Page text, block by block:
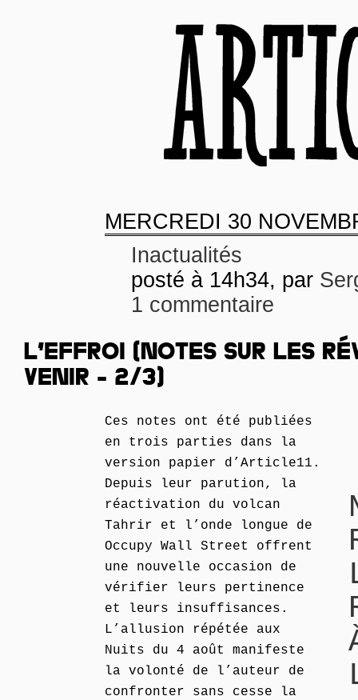
MERCREDI 30
Inactualités
posté à 14h34, par
1 commentaire
L’EFFROI (NOTES SUR LES
VENIR - 2/3)
Ces notes ont été publiées
en trois parties dans la
version papier d’Article11.
Depuis leur parution, la
réactivation du volcan
Tahrir et l’onde longue de
Occupy Wall Street offrent
une nouvelle occasion de
vérifier leurs pertinence
et leurs insuffisances.
L’allusion répétée aux
Nuits du 4 août manifeste
la volonté de l’auteur de
confronter sans cesse la